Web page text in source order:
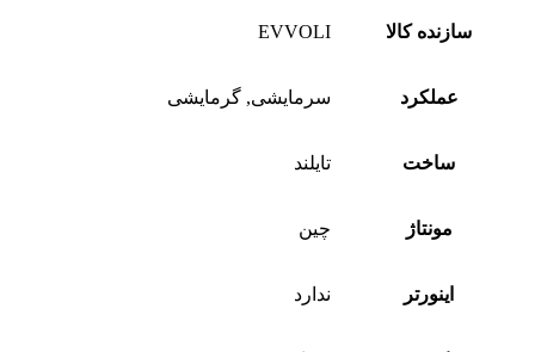
سازنده کالا EVVOLI
عملکرد سرمایشی, گرمایشی
ساخت تایلند
مونتاژ چین
اینورتر ندارد